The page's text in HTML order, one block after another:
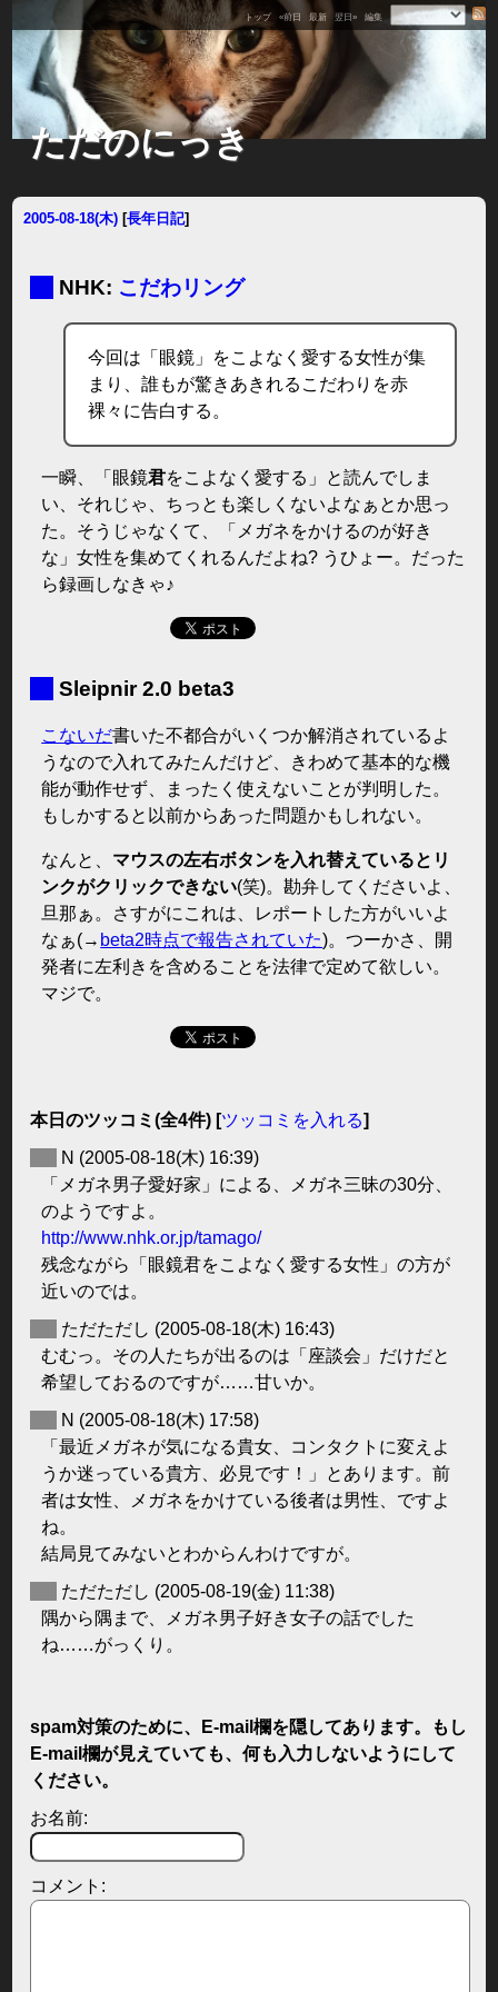
トップ «前日 最新 翌日» 編集
ただのにっき
2005-08-18(木) [長年日記]
NHK: こだわリング
今回は「眼鏡」をこよなく愛する女性が集
まり、誰もが驚きあきれるこだわりを赤
裸々に告白する。
一瞬、「眼鏡君をこよなく愛する」と読んでしま
い、それじゃ、ちっとも楽しくないよなぁとか思っ
た。そうじゃなくて、「メガネをかけるのが好き
な」女性を集めてくれるんだよね? うひょー。だった
ら録画しなきゃ♪
Sleipnir 2.0 beta3
こないだ書いた不都合がいくつか解消されているよ
うなので入れてみたんだけど、きわめて基本的な機
能が動作せず、まったく使えないことが判明した。
もしかすると以前からあった問題かもしれない。
なんと、 マウスの左右ボタンを入れ替えているとリ
ンクがクリックできない(笑)。勘弁してくださいよ、
旦那ぁ。さすがにこれは、レポートした方がいいよ
なぁ(→ beta2時点で報告されていた)。つーかさ、開
発者に左利きを含めることを法律で定めて欲しい。
マジで。
本日のツッコミ(全4件) [ツッコミを入れる]
N (2005-08-18(木) 16:39)
「メガネ男子愛好家」による、メガネ三昧の30分、
のようですよ。
http://www.nhk.or.jp/tamago/
残念ながら「眼鏡君をこよなく愛する女性」の方が
近いのでは。
ただただし (2005-08-18(木) 16:43)
むむっ。その人たちが出るのは「座談会」だけだと
希望しておるのですが……甘いか。
N (2005-08-18(木) 17:58)
「最近メガネが気になる貴女、コンタクトに変えよ
うか迷っている貴方、必見です！」とあります。前
者は女性、メガネをかけている後者は男性、ですよ
ね。
結局見てみないとわからんわけですが。
ただただし (2005-08-19(金) 11:38)
隅から隅まで、メガネ男子好き女子の話でした
ね……がっくり。
spam対策のために、E-mail欄を隠してあります。もし
E-mail欄が見えていても、何も入力しないようにして
ください。
お名前:
コメント: